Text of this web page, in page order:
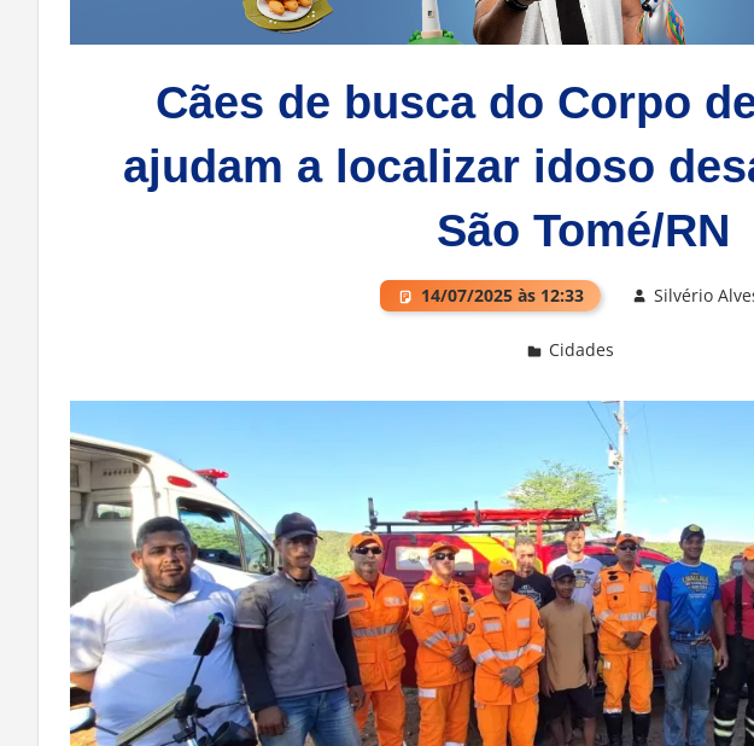
Cães de busca do Corpo
ajudam a localizar idoso
São Tomé/RN
14/07/2025 às 12:33 Silvério
Cidades